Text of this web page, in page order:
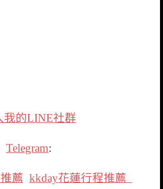
我的LINE社群
Telegram:
薦 kkday花蓮行程推薦